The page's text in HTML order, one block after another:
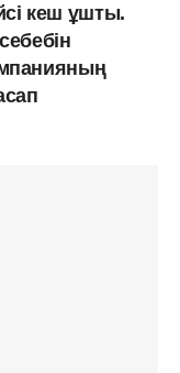
кеш ұшты.